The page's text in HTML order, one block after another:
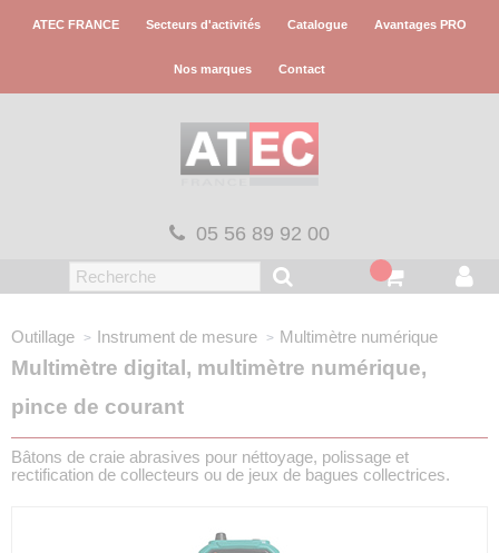
ATEC FRANCE Secteurs d'activités Catalogue Avantages PRO
Nos marques Contact
05 56 89 92 00
Outillage Instrument de mesure Multimètre numérique
Multimètre digital, multimètre numérique,
pince de courant
Bâtons de craie abrasives pour néttoyage, polissage et
rectification de collecteurs ou de jeux de bagues collectrices.